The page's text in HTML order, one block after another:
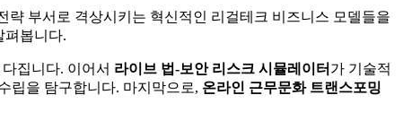
략 부서로 격상시키는 혁신적인 리걸테크 비즈니스 모델들을
펴봅니다.
집니다. 이어서 라이브 법-보안 리스크 시뮬레이터 가 기술적
립을 탐구합니다. 마지막으로, 온라인 근무문화 트랜스포밍